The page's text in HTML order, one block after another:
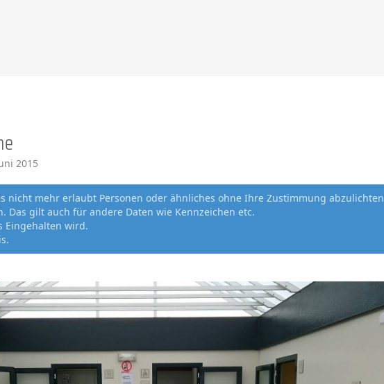
2015
nicht mehr erlaubt Personen oder ähnliches ohne Ihre Zustimmung abzulichten
Das gilt auch für andere Daten wie Kennzeichen etc.
Eingehalten wird.